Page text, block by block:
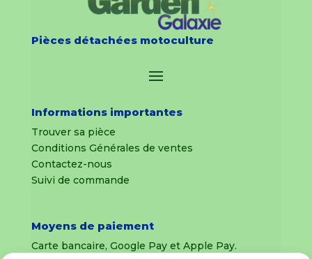
Pièces détachées motoculture
Informations importantes
Trouver sa pièce
Conditions Générales de ventes
Contactez-nous
Suivi de commande
Moyens de paiement
Carte bancaire, Google Pay et Apple Pay.